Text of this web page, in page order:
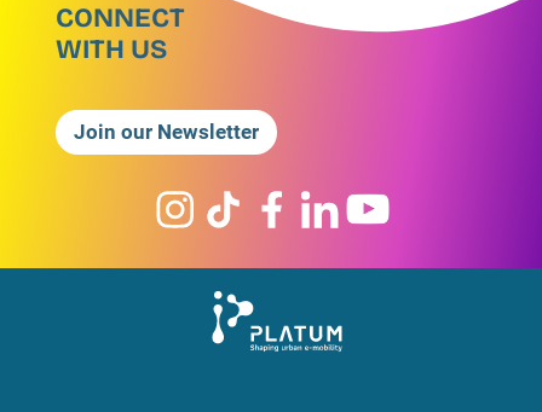
CONNECT
WITH US
Join our Newsletter